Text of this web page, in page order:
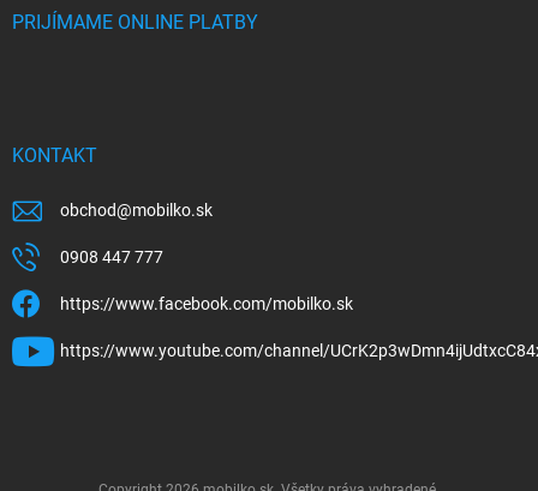
PRIJÍMAME ONLINE PLATBY
KONTAKT
obchod@mobilko.sk
0908 447 777
https://www.facebook.com/mobilko.sk
https://www.youtube.com/channel/